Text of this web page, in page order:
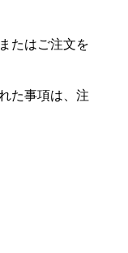
たはご注文を
た事項は、注